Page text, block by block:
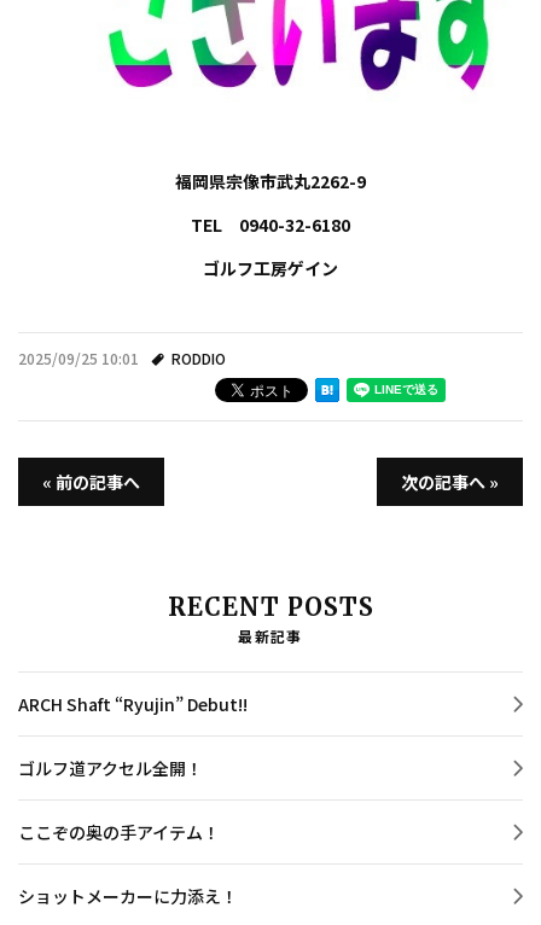
福岡県宗像市武丸2262-9
TEL 0940-32-6180
ゴルフ工房ゲイン
2025/09/25 10:01 RODDIO
« 前の記事へ 次の記事へ »
RECENT POSTS
最新記事
ARCH Shaft “Ryujin” Debut!!
ゴルフ道アクセル全開！
ここぞの奥の手アイテム！
ショットメーカーに力添え！